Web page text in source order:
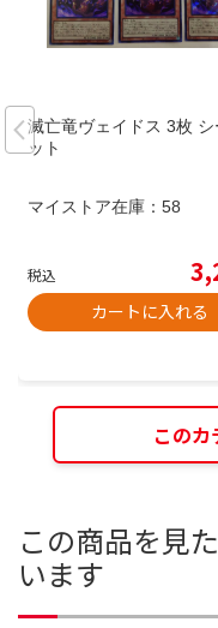
滅亡竜ヴェイドス 3枚 シ
ット
マイストア在庫： 58
税込
カートに入れる
このカ
この商品を見
います